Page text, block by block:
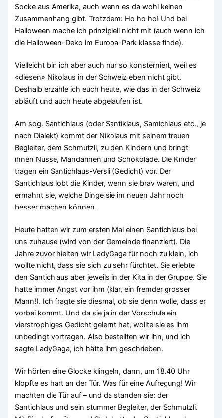
Socke aus Amerika, auch wenn es da wohl keinen
Zusammenhang gibt. Trotzdem: Ho ho ho! Und bei
Halloween mache ich prinzipiell nicht mit (auch wenn ich
die Halloween-Deko im Europa-Park klasse finde).
Vielleicht bin ich aber auch nur so konsterniert, weil es
«diesen» Nikolaus in der Schweiz eben nicht gibt.
Deshalb erzähle ich euch heute, wie das in der Schweiz
abläuft und auch heute abgelaufen ist.
Am sog. Santichlaus (oder Santiklaus, Samichlaus etc., je
nach Dialekt) kommt der Nikolaus mit seinem treuen
Begleiter, dem Schmutzli, zu den Kindern und bringt
ihnen Nüsse, Mandarinen und Schokolade. Die Kinder
tragen ein Santichlaus-Versli (Gedicht) vor. Der
Santichlaus lobt die Kinder, wenn sie brav waren, und
ermahnt sie, welche Dinge sie im neuen Jahr noch
besser machen können.
Heute hatten wir zum ersten Mal einen Santichlaus bei
uns zuhause (wird von der Gemeinde finanziert). Die
Jahre zuvor hielten wir LadyGaga für noch zu klein, ich
wollte nicht, dass sie sich zu sehr fürchtet. Sie erlebte
den Santichlaus aber jeweils in der Kita in der Gruppe. Sie
hatte immer Angst vor ihm (klar, ein fremder grosser
Mann!). Ich fragte sie diesmal, ob sie denn wolle, dass er
vorbei kommt. Und da sie ja in der Vorschule ein
vierstrophiges Gedicht gelernt hat, wollte sie es ihm
unbedingt vortragen. Also bestellten wir ihn, und ich
sagte LadyGaga, ich hätte ihm geschrieben.
Wir hörten eine Glocke klingeln, dann, um 18.40 Uhr
klopfte es hart an der Tür. Was für eine Aufregung! Wir
machten die Tür auf – und da standen sie: der
Santichlaus und sein stummer Begleiter, der Schmutzli.